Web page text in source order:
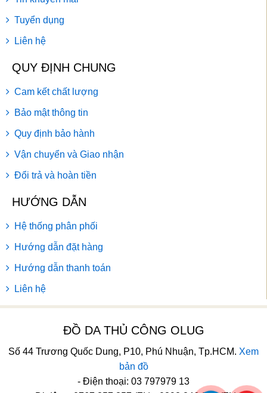
Tuyển dụng
Liên hệ
QUY ĐỊNH CHUNG
Cam kết chất lượng
Bảo mật thông tin
Quy định bảo hành
Vận chuyển và Giao nhận
Đổi trả và hoàn tiền
HƯỚNG DẪN
Hệ thống phân phối
Hướng dẫn đặt hàng
Hướng dẫn thanh toán
Liên hệ
ĐỒ DA THỦ CÔNG OLUG
Số 44 Trương Quốc Dung, P10, Phú Nhuận, Tp.HCM. Xem
bản đồ
- Điện thoại: 03 797979 13